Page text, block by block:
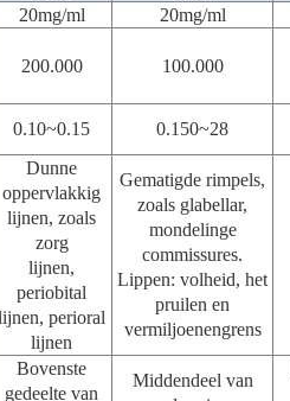
20mg/ml 20mg/ml
200.000 100.000
0.10~0.15 0.150~28
Dunne
oppervlakkig
lijnen, zoals
zorg
lijnen,
periobital
perioral
lijnen
Gematigde rimpels,
zoals glabellar,
mondelinge
commissures.
Lippen: volheid, het
pruilen en
vermiljoenengrens
Bovenste
gedeelte van
Middendeel van